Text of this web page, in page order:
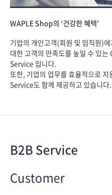
WAPLE Shop의 ‘건강한 혜택’
기업의 개인고객(회원 및 임직원)
대한 고객의 만족도를 높일 수 있
Service 입니다.
또한, 기업의 업무를 효율적으로
Service도 함께 제공하고 있습니다.
B2B Service
Customer